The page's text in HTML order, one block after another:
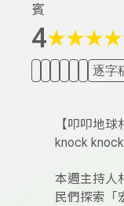
賓
4★★★★
逐字
【叩叩地球
knock
本週主持人
民們探索「